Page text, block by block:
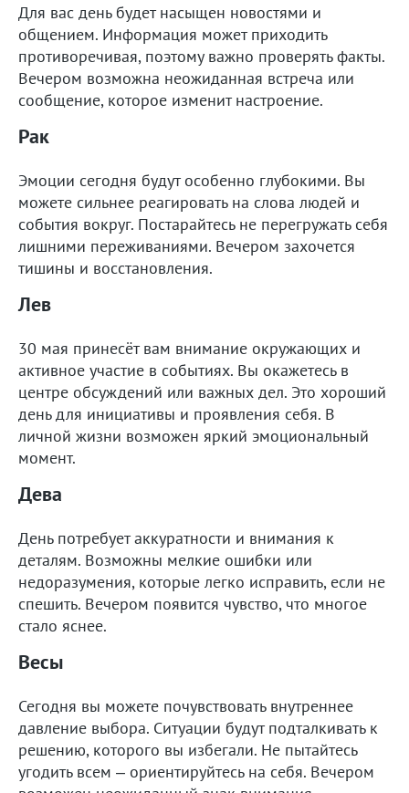
Для вас день будет насыщен новостями и
общением. Информация может приходить
противоречивая, поэтому важно проверять факты.
Вечером возможна неожиданная встреча или
сообщение, которое изменит настроение.
Рак
Эмоции сегодня будут особенно глубокими. Вы
можете сильнее реагировать на слова людей и
события вокруг. Постарайтесь не перегружать себя
лишними переживаниями. Вечером захочется
тишины и восстановления.
Лев
30 мая принесёт вам внимание окружающих и
активное участие в событиях. Вы окажетесь в
центре обсуждений или важных дел. Это хороший
день для инициативы и проявления себя. В
личной жизни возможен яркий эмоциональный
момент.
Дева
День потребует аккуратности и внимания к
деталям. Возможны мелкие ошибки или
недоразумения, которые легко исправить, если не
спешить. Вечером появится чувство, что многое
стало яснее.
Весы
Сегодня вы можете почувствовать внутреннее
давление выбора. Ситуации будут подталкивать к
решению, которого вы избегали. Не пытайтесь
угодить всем – ориентируйтесь на себя. Вечером